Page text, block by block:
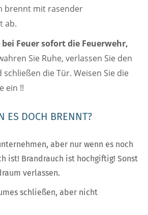
brennt mit rasender
ab.
Feuer sofort die Feuerwehr,
Sie Ruhe, verlassen Sie den
die Tür. Weisen Sie die
ein !!
ES DOCH BRENNT?
aber nur wenn es noch
ist! Brandrauch ist hochgiftig! Sonst
verlassen.
schließen, aber nicht